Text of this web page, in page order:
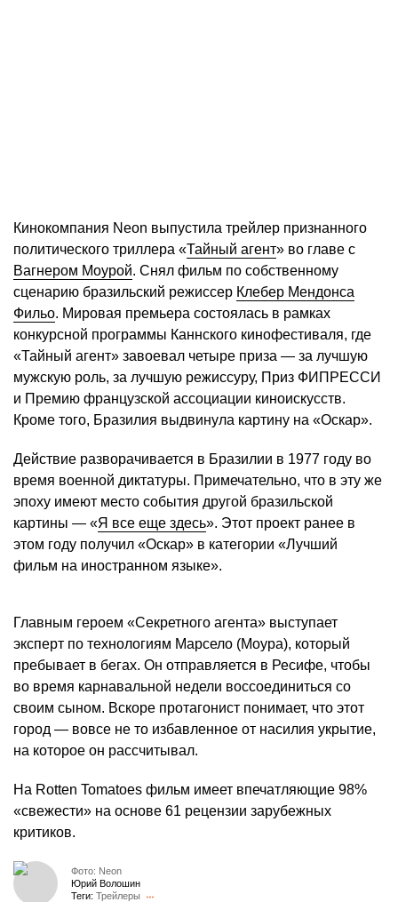
Кинокомпания Neon выпустила трейлер признанного
политического триллера «Тайный агент» во главе с
Вагнером Моурой. Снял фильм по собственному
сценарию бразильский режиссер Клебер Мендонса
Фильо. Мировая премьера состоялась в рамках
конкурсной программы Каннского кинофестиваля, где
«Тайный агент» завоевал четыре приза — за лучшую
мужскую роль, за лучшую режиссуру, Приз ФИПРЕССИ
и Премию французской ассоциации киноискусств.
Кроме того, Бразилия выдвинула картину на «Оскар».
Действие разворачивается в Бразилии в 1977 году во
время военной диктатуры. Примечательно, что в эту же
эпоху имеют место события другой бразильской
картины — «Я все еще здесь». Этот проект ранее в
этом году получил «Оскар» в категории «Лучший
фильм на иностранном языке».
Главным героем «Секретного агента» выступает
эксперт по технологиям Марсело (Моура), который
пребывает в бегах. Он отправляется в Ресифе, чтобы
во время карнавальной недели воссоединиться со
своим сыном. Вскоре протагонист понимает, что этот
город — вовсе не то избавленное от насилия укрытие,
на которое он рассчитывал.
На Rotten Tomatoes фильм имеет впечатляющие 98%
«свежести» на основе 61 рецензии зарубежных
критиков.
Фото: Neon
Юрий Волошин
Теги: Трейлеры